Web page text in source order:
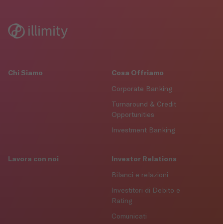
Chi Siamo Cosa Offriamo
Corporate Banking
Turnaround & Credit
Opportunities
Investment Banking
Lavora con noi Investor Relations
Bilanci e relazioni
Investitori di Debito e
Rating
Comunicati